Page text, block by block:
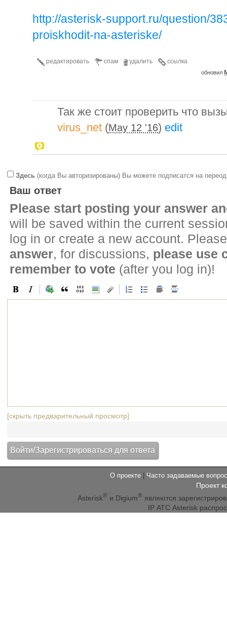
http://asterisk-support.ru/question/
proiskhodit-na-asteriske/
ссылка
удалить
спам
редактировать
обновил
Так же стоит проверить что
virus_net (May 12 '16) edit
Здесь (когда Вы авторизированы) Вы можете подписатся на
Ваш ответ
Please start posting your answer
will be saved within the current
log in or create a new account.
answer, for discussions, please use
remember to vote (after you log in)!
[скрыть предварительный просмотр]
О проекте Часто задаваемые
Проект
Asterisk® и Digium® являются
IP АТС Asterisk